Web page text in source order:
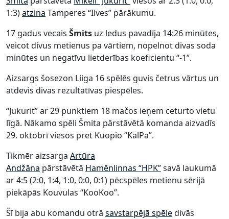
1:3)atzina Tamperes “Ilves” pārākumu.
17 gadus vecais Šmits uz ledus pavadīja 14:26 minūtes,
veicot divus metienus pa vārtiem, nopelnot divas soda
minūtes un negatīvu lietderības koeficientu “-1”.
Aizsargs šosezon Liiga 16 spēlēs guvis četrus vārtus un
atdevis divas rezultatīvas piespēles.
“Jukurit” ar 29 punktiem 18 mačos ieņem ceturto vietu
līgā. Nākamo spēli Šmita pārstāvētā komanda aizvadīs
29. oktobrī viesos pret Kuopio “KalPa”.
Tikmēr aizsarga Artūra
Andžāna pārstāvētā Hamēnlinnas “HPK”savā laukumā
ar 4:5 (2:0, 1:4, 1:0, 0:0, 0:1) pēcspēles metienu sērijā
piekāpās Kouvulas “KooKoo”.
Šī bija abu komandu otrā savstarpējā spēledivās